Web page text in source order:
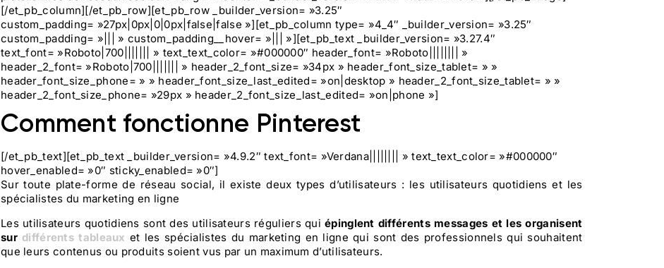
[/et_pb_column][/et_pb_row][et_pb_row _builder_version= »3.25″
custom_padding= »27px|0px|0|0px|false|false »][et_pb_column type= »4_4″ _builder_version= »3.25″
custom_padding= »||| » custom_padding__hover= »||| »][et_pb_text _builder_version= »3.27.4″
text_font= »Roboto|700||||||| » text_text_color= »#000000″ header_font= »Roboto|||||||| »
header_2_font= »Roboto|700||||||| » header_2_font_size= »34px » header_font_size_tablet= » »
header_font_size_phone= » » header_font_size_last_edited= »on|desktop » header_2_font_size_tablet= » »
header_2_font_size_phone= »29px » header_2_font_size_last_edited= »on|phone »]
Comment fonctionne Pinterest
[/et_pb_text][et_pb_text _builder_version= »4.9.2″ text_font= »Verdana|||||||| » text_text_color= »#000000″
hover_enabled= »0″ sticky_enabled= »0″]
Sur toute plate-forme de réseau social, il existe deux types d’utilisateurs : les utilisateurs quotidiens et les
spécialistes du marketing en ligne
Les utilisateurs quotidiens sont des utilisateurs réguliers quiépinglent différents messages et les organisent
sur différents tableaux et les spécialistes du marketing en ligne qui sont des professionnels qui souhaitent
que leurs contenus ou produits soient vus par un maximum d’utilisateurs.